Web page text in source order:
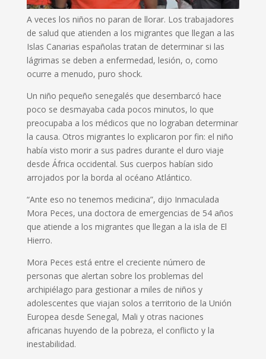
A veces los niños no paran de llorar. Los trabajadores
de salud que atienden a los migrantes que llegan a las
Islas Canarias españolas tratan de determinar si las
lágrimas se deben a enfermedad, lesión, o, como
ocurre a menudo, puro shock.
Un niño pequeño senegalés que desembarcó hace
poco se desmayaba cada pocos minutos, lo que
preocupaba a los médicos que no lograban determinar
la causa. Otros migrantes lo explicaron por fin: el niño
había visto morir a sus padres durante el duro viaje
desde África occidental. Sus cuerpos habían sido
arrojados por la borda al océano Atlántico.
“Ante eso no tenemos medicina”, dijo Inmaculada
Mora Peces, una doctora de emergencias de 54 años
que atiende a los migrantes que llegan a la isla de El
Hierro.
Mora Peces está entre el creciente número de
personas que alertan sobre los problemas del
archipiélago para gestionar a miles de niños y
adolescentes que viajan solos a territorio de la Unión
Europea desde Senegal, Mali y otras naciones
africanas huyendo de la pobreza, el conflicto y la
inestabilidad.